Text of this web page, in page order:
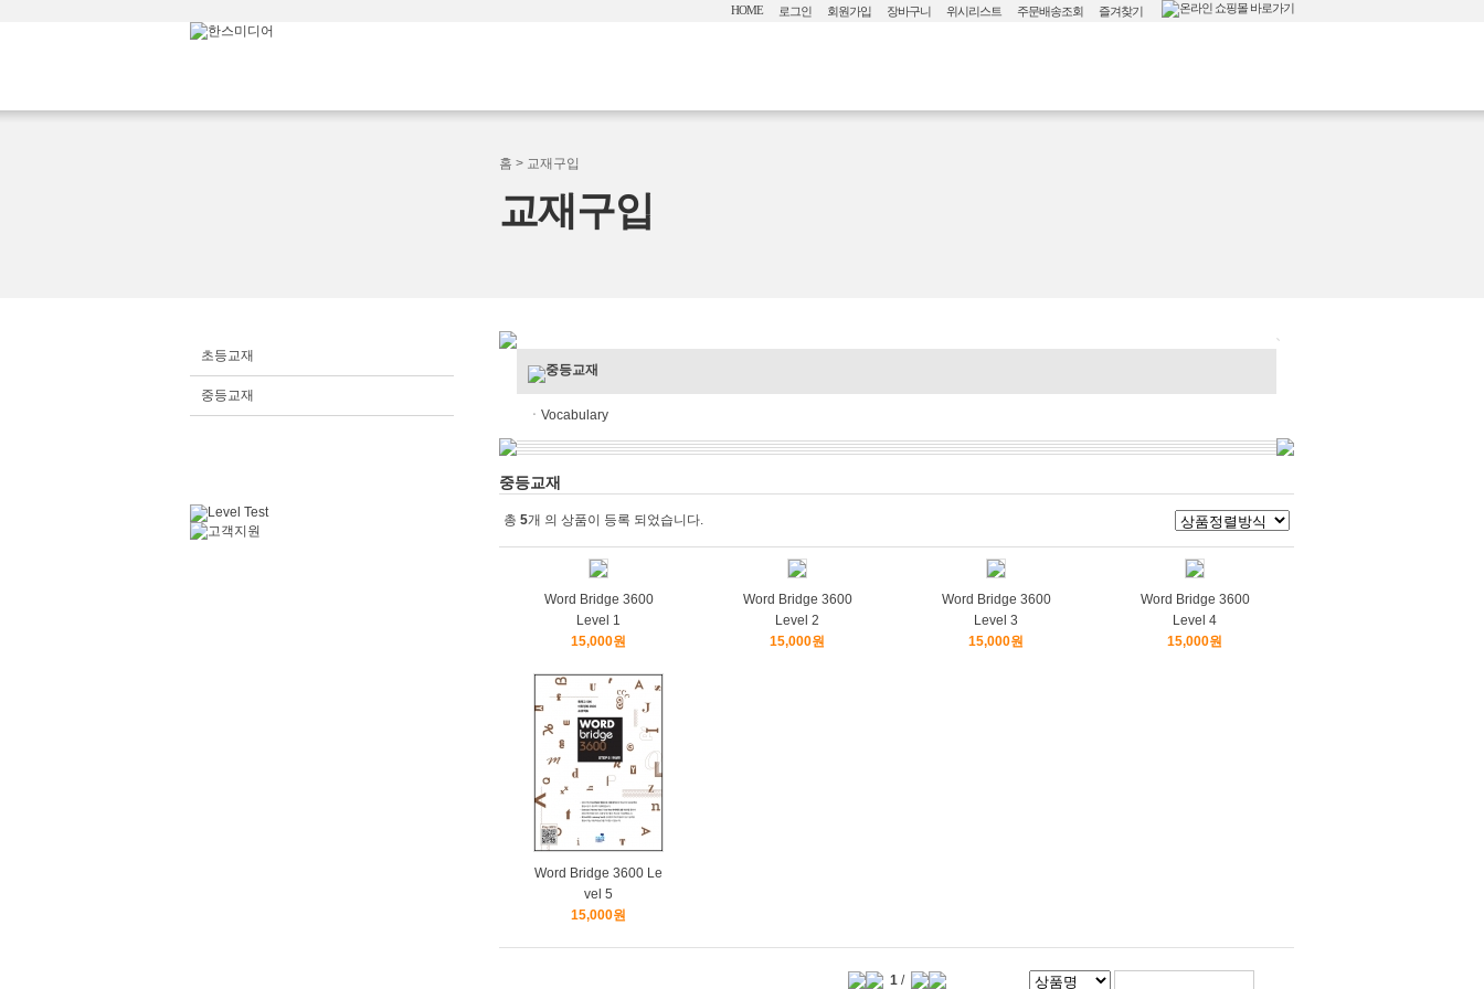
HOME 로그인 회원가입 장바구니 위시리스트 주문배송조회 즐겨찾기
홈 > 교재구입
교재구입
초등교재
중등교재
중등교재
ㆍ Vocabulary
중등교재
총 5개 의 상품이 등록 되었습니다.
Word Bridge 3600
Level 1
15,000원
Word Bridge 3600
Level 2
15,000원
Word Bridge 3600
Level 3
15,000원
Word Bridge 3600
Level 4
15,000원
Word Bridge 3600 Le
vel 5
15,000원
1/